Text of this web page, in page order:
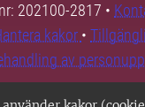
202100-2817 •
kakor •
av